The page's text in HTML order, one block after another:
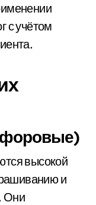
с учётом
высокой
и
Они